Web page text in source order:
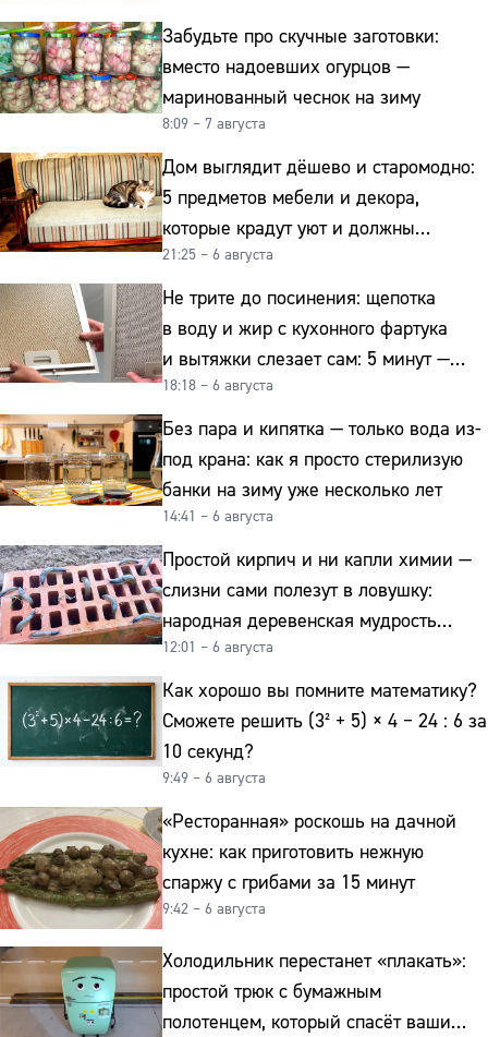
Забудьте про скучные заготовки:
вместо надоевших огурцов —
маринованный чеснок на зиму
8:09 – 7 августа
Дом выглядит дёшево и старомодно:
5 предметов мебели и декора,
которые крадут уют и должны
отправиться на свалку прямо сейчас
21:25 – 6 августа
Не трите до посинения: щепотка
в воду и жир с кухонного фартука
и вытяжки слезает сам: 5 минут —
и сверкает как новая
18:18 – 6 августа
Без пара и кипятка — только вода из-
под крана: как я просто стерилизую
банки на зиму уже несколько лет
14:41 – 6 августа
Простой кирпич и ни капли химии —
слизни сами полезут в ловушку:
народная деревенская мудрость
реально работает
12:01 – 6 августа
Как хорошо вы помните математику?
Сможете решить (3² + 5) × 4 − 24 : 6 за
10 секунд?
9:49 – 6 августа
«Ресторанная» роскошь на дачной
кухне: как приготовить нежную
спаржу с грибами за 15 минут
9:42 – 6 августа
Холодильник перестанет «плакать»:
простой трюк с бумажным
полотенцем, который спасёт ваши